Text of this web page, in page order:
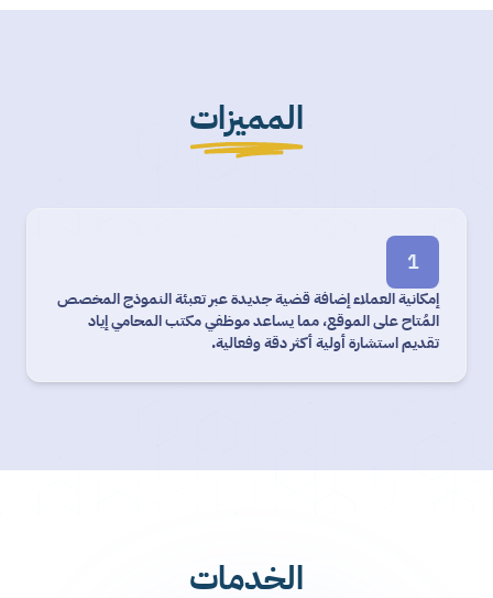
المميزات
1
إمكانية العملاء إضافة قضية جديدة عبر تعبئة النموذج المخصص
المُتاح على الموقع، مما يساعد موظفي مكتب المحامي إياد
تقديم استشارة أولية أكثر دقة وفعالية.
الخدمات